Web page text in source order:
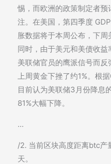
惕，而欧洲的政策制定者
注。在美国，第四季度
胀数据将于本周公布，下
同时，由于美元和美债收
美联储官员的鹰派信号而反
上周黄金下挫了约1%。根
目前认为美联储3月份降息
81%大幅下降。
…
/2. 当前区块高度距离btc产
天。